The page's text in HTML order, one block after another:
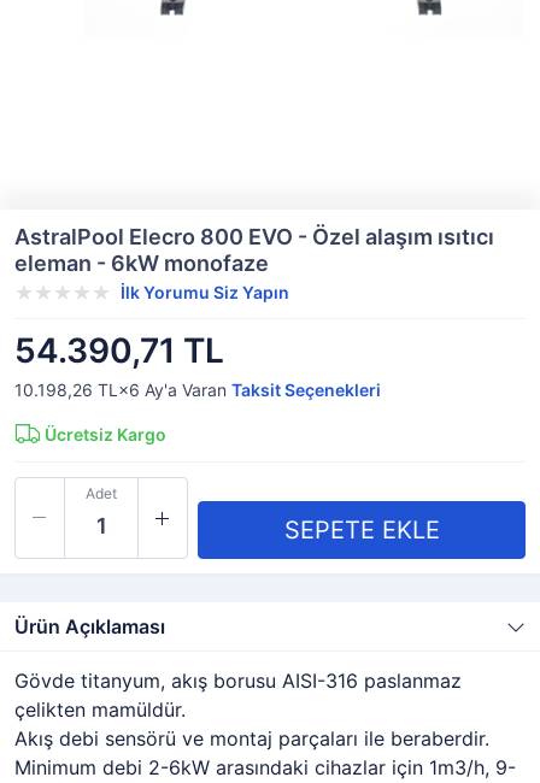
AstralPool Elecro 800 EVO - Özel alaşım ısıtıcı
eleman - 6kW monofaze
İlk Yorumu Siz Yapın
54.390,71 TL
10.198,26 TL×6 Ay'a Varan Taksit Seçenekleri
Ücretsiz Kargo
Adet
Ürün Açıklaması
Gövde titanyum, akış borusu AISI-316 paslanmaz
çelikten mamüldür.
Akış debi sensörü ve montaj parçaları ile beraberdir.
Minimum debi 2-6kW arasındaki cihazlar için 1m3/h, 9-